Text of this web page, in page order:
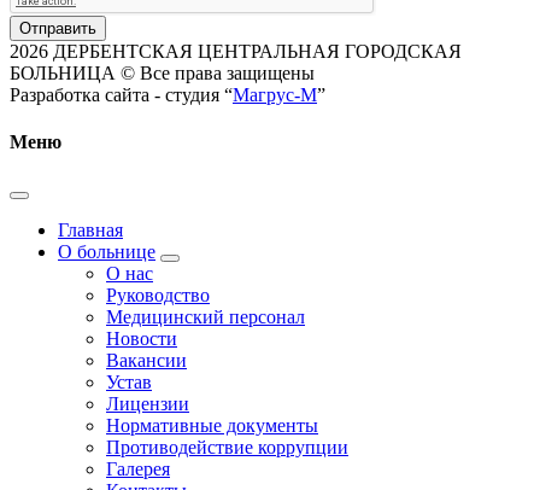
Отправить
2026 ДЕРБЕНТСКАЯ ЦЕНТРАЛЬНАЯ ГОРОДСКАЯ
БОЛЬНИЦА © Все права защищены
Разработка сайта - студия “Магрус-М”
Меню
Главная
О больнице
О нас
Руководство
Медицинский персонал
Новости
Вакансии
Устав
Лицензии
Нормативные документы
Противодействие коррупции
Галерея